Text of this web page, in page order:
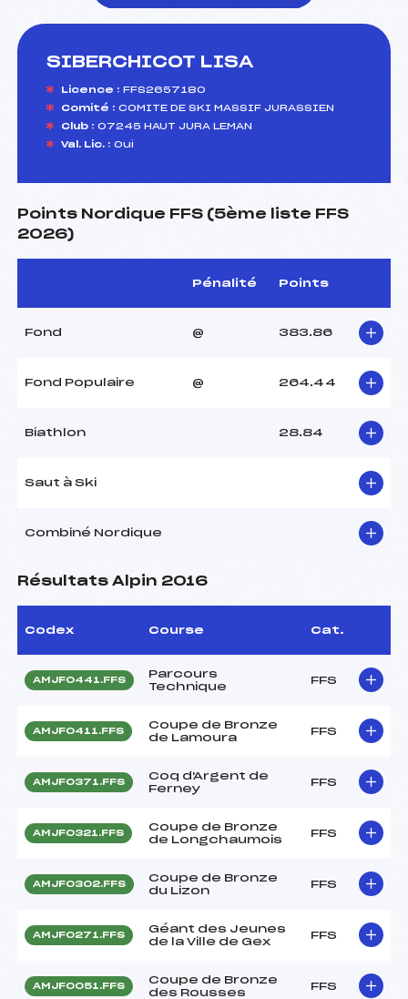
SIBERCHICOT LISA
Licence : FFS2657180
Comité : COMITE DE SKI MASSIF JURASSIEN
Club : 07245 HAUT JURA LEMAN
Val. Lic. : Oui
Points Nordique FFS (5ème liste FFS
2026)
Pénalité Points
Fond @ 383.86
Fond Populaire @ 264.44
Biathlon 28.84
Saut à Ski
Combiné Nordique
Résultats Alpin 2016
Codex Course Cat.
AMJF0441.FFS
Parcours
Technique
FFS
AMJF0411.FFS
Coupe de Bronze
de Lamoura
FFS
AMJF0371.FFS
Coq d'Argent de
Ferney
FFS
AMJF0321.FFS
Coupe de Bronze
de Longchaumois
FFS
AMJF0302.FFS
Coupe de Bronze
du Lizon
FFS
AMJF0271.FFS
Géant des Jeunes
de la Ville de Gex
FFS
AMJF0051.FFS
Coupe de Bronze
des Rousses
FFS